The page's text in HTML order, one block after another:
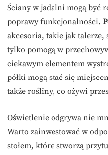
Ściany w jadalni mogą być
poprawy funkcjonalności.
akcesoria, takie jak talerze,
tylko pomogą w
ciekawym elementem
półki mogą stać się
także rośliny, co ożywi
Oświetlenie odgrywa nie
Warto zainwestować w
stołem, które stworzą